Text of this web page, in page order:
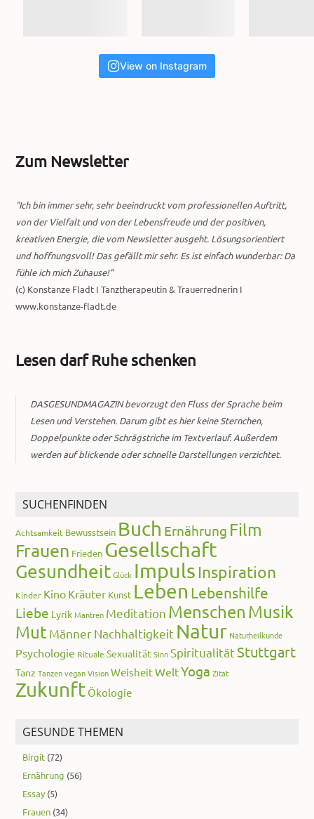
View on Instagram
Zum Newsletter
"Ich bin immer sehr, sehr beeindruckt vom professionellen Auftritt,
von der Vielfalt und von der Lebensfreude und der positiven,
kreativen Energie, die vom Newsletter ausgeht. Lösungsorientiert
und hoffnungsvoll! Das gefällt mir sehr. Es ist einfach wunderbar: Da
fühle ich mich Zuhause!"
(c) Konstanze Fladt I Tanztherapeutin & Trauerrednerin I
www.konstanze-fladt.de
Lesen darf Ruhe schenken
DASGESUNDMAGAZIN bevorzugt den Fluss der Sprache beim
Lesen und Verstehen. Darum gibt es hier keine Sternchen,
Doppelpunkte oder Schrägstriche im Textverlauf. Außerdem
werden auf blickende oder schnelle Darstellungen verzichtet.
SUCHENFINDEN
Achtsamkeit Bewusstsein Buch Ernährung Film
Frauen Frieden Gesellschaft
Gesundheit Glück Impuls Inspiration
Kinder Kino Kräuter Kunst Leben Lebenshilfe
Liebe Lyrik Mantren Meditation Menschen Musik
Mut MännerNachhaltigkeit Natur Naturheilkunde
Psychologie Rituale Sexualität Sinn SpiritualitätStuttgart
Tanz Tanzen vegan Vision WeisheitWeltYoga Zitat
Zukunft Ökologie
GESUNDE THEMEN
Birgit (72)
Ernährung (56)
Essay (5)
Frauen (34)